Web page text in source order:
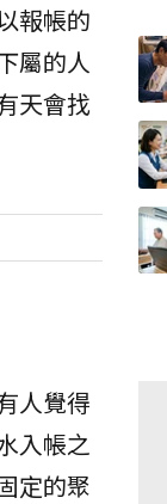
報帳的
屬的人
天會找
人覺得
入帳之
定的聚